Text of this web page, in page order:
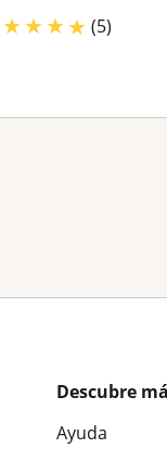
★★★★ (5)
Descubre
Ayuda